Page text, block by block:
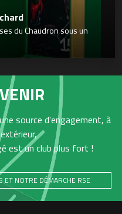
du Chaudron sous un
source d'engagement, à
est un club plus fort !
ET NOTRE DÉMARCHE RSE